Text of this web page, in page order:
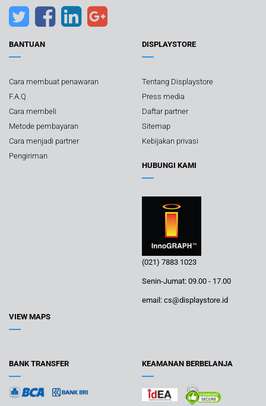
BANTUAN
Cara membuat penawaran
F.A.Q
Cara membeli
Metode pembayaran
Cara menjadi partner
Pengiriman
DISPLAYSTORE
Tentang Displaystore
Press media
Daftar partner
Sitemap
Kebijakan privasi
HUBUNGI KAMI
(021) 7883 1023
Senin-Jumat: 09.00 - 17.00
email: cs@displaystore.id
VIEW MAPS
BANK TRANSFER KEAMANAN BERBELANJA